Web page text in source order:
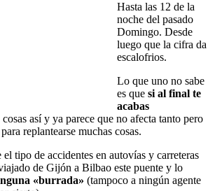
Hasta las 12 de la
noche del pasado
Domingo. Desde
luego que la cifra da
escalofrios.
Lo que uno no sabe
es que si al final te
acabas
cosas así y ya parece que no afecta tanto pero
replantearse muchas cosas.
tipo de accidentes en autovías y carreteras
de Gijón a Bilbao este puente y lo
«burrada» (tampoco a ningún agente